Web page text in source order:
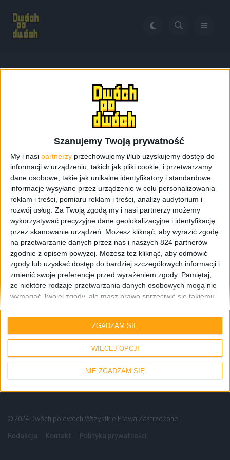
Szanujemy Twoją prywatność
My i nasi partnerzy przechowujemy i/lub uzyskujemy dostęp do
informacji w urządzeniu, takich jak pliki cookie, i przetwarzamy
dane osobowe, takie jak unikalne identyfikatory i standardowe
informacje wysyłane przez urządzenie w celu personalizowania
reklam i treści, pomiaru reklam i treści, analizy audytorium i
rozwój usług. Za Twoją zgodą my i nasi partnerzy możemy
wykorzystywać precyzyjne dane geolokalizacyjne i identyfikację
przez skanowanie urządzeń. Możesz kliknąć, aby wyrazić zgodę
na przetwarzanie danych przez nas i naszych 824 partnerów
zgodnie z opisem powyżej. Możesz też kliknąć, aby odmówić
zgody lub uzyskać dostęp do bardziej szczegółowych informacji i
zmienić swoje preferencje przed wyrażeniem zgody. Pamiętaj,
że niektóre rodzaje przetwarzania danych osobowych mogą nie
wymagać Twojej zgody, ale masz prawo sprzeciwić się takiemu
do tej witryny. Możesz w dowolnym momencie zmienić swoje
preferencje lub wycofać zgodę, wracając na tę stronę i klikając
przycisk "Prywatność" na dole strony.
WIĘCEJ OPCJI
NIE ZGADZAM SIĘ
ZGADZAM SIĘ
Gry 2024
Podsumowanko i oczekiwanko: Gry, Filmy,
Seriale – Odcinek #107
© 2024 Dwóch po dwóch Wszystkie Prawa Zastrzeżone
Redakcja Kontakt Polityka prywatności